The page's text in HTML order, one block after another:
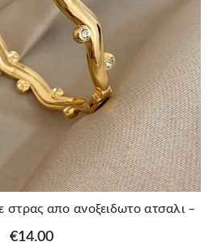
στρας απο ανοξειδωτο ατσαλι –
€14.00